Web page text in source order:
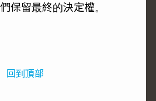
保留最終的決定權。
回到頂部